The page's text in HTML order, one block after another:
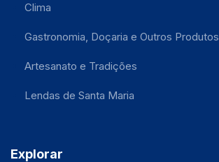
Clima
Gastronomia, Doçaria e Outros Produtos
Artesanato e Tradições
Lendas de Santa Maria
Explorar